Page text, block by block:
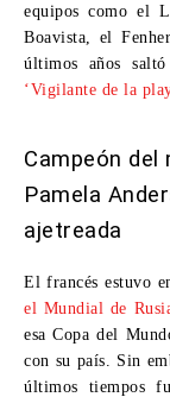
equipos como el
Boavista, el
últimos años
‘Vigilante de la
Campeón del
Pamela
ajetreada
El francés estuvo
el Mundial de
esa Copa del
con su país. Sin
últimos tiempos